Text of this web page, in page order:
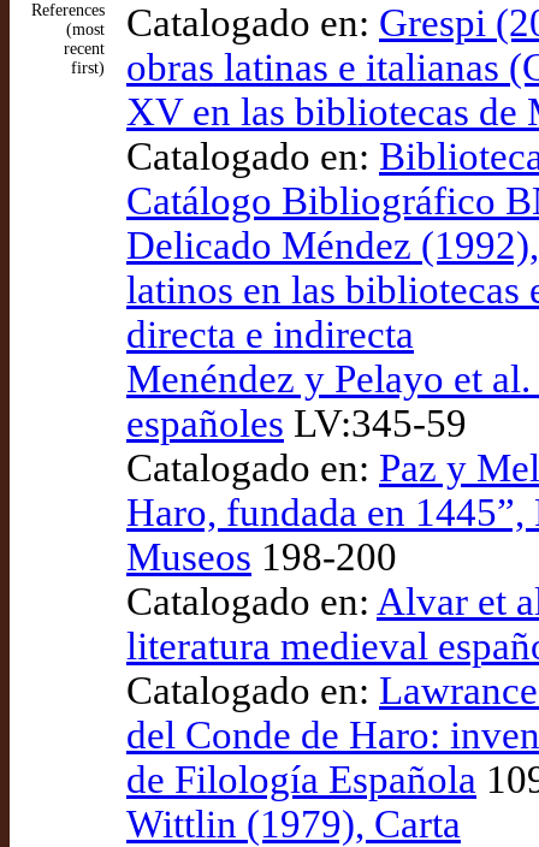
References
(most
recent
first)
Catalogado en: Grespi
obras latinas e italianas
XV en las bibliotecas
Catalogado en:
Catálogo Bibliográfico
Delicado Méndez
latinos en las bibliotecas
directa e indirecta
Menéndez y Pelayo et
españoles LV:345-59
Catalogado en: Paz y
Haro, fundada en
Museos 198-200
Catalogado en: Alvar et
literatura medieval
Catalogado en:
del Conde de Haro:
de Filología Española
Wittlin (1979), Carta